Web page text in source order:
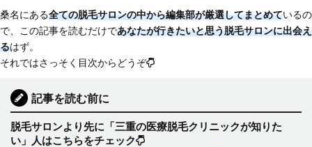
桑名にある全ての脱毛サロンの中から編集部が厳選してまとめているの
で、この記事を読むだけであなたが行きたいと思う脱毛サロンに出会え
るはず。
それではさっそく目次からどうぞ
記事を読む前に
脱毛サロンより先に「三重の医療脱毛クリニックが知りた
い」人はこちらをチェック